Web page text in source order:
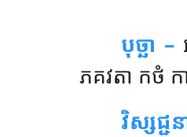
បុច្ឆា –
ភគវតា កថំ ក
វិស្សជ្ជ